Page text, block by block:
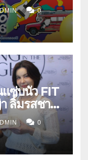
0
แซ่บนัว FIT
ลิ้มรสชาติ
0